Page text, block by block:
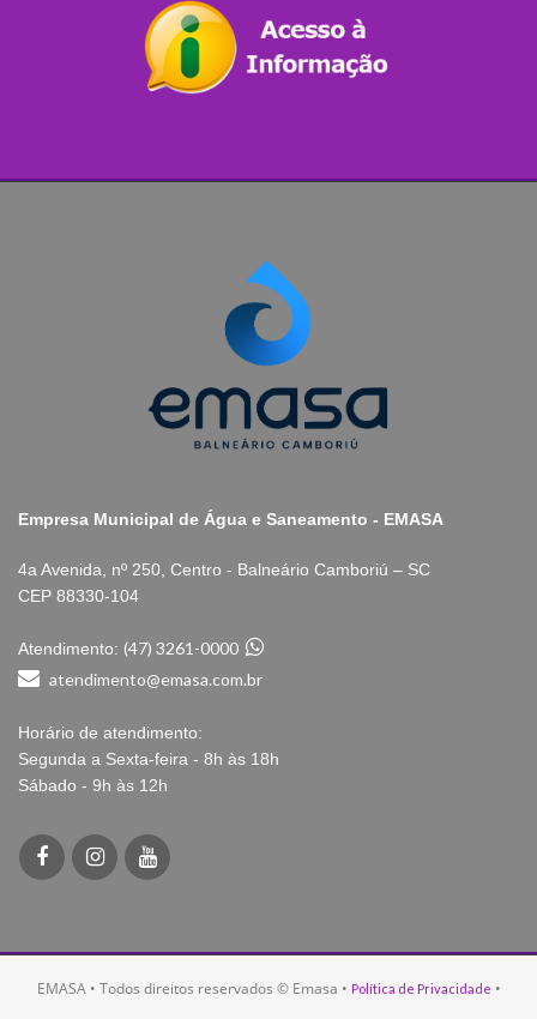
Empresa Municipal de Água e Saneamento - EMASA
4a Avenida, nº 250, Centro - Balneário Camboriú – SC
CEP 88330-104
Atendimento: (47) 3261-0000
atendimento@emasa.com.br
Horário de atendimento:
Segunda a Sexta-feira - 8h às 18h
Sábado - 9h às 12h
EMASA • Todos direitos reservados © Emasa • Política de Privacidade •